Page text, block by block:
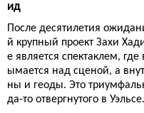
ид
После десятилетия
й крупный проект Захи
е является спектаклем,
ымается над сценой, а
ны и геоды. Это
да-то отвергнутого в Уэльсе.